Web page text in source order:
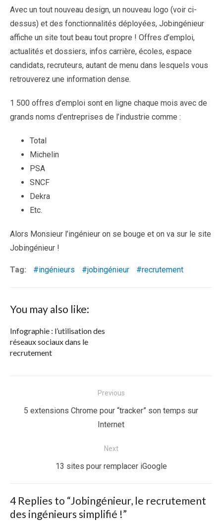
Avec un tout nouveau design, un nouveau logo (voir ci-
dessus) et des fonctionnalités déployées, Jobingénieur
affiche un site tout beau tout propre ! Offres d’emploi,
actualités et dossiers, infos carrière, écoles, espace
candidats, recruteurs, autant de menu dans lesquels vous
retrouverez une information dense.
1 500 offres d’emploi sont en ligne chaque mois avec de
grands noms d’entreprises de l’industrie comme :
Total
Michelin
PSA
SNCF
Dekra
Etc.
Alors Monsieur l’ingénieur on se bouge et on va sur le site
Jobingénieur !
Tag: ingénieurs jobingénieur recrutement
You may also like:
Infographie : l’utilisation des
réseaux sociaux dans le
recrutement
Previous
Previous
5 extensions Chrome pour “tracker” son temps sur
Internet
Next
Next
13 sites pour remplacer iGoogle
4 Replies to “Jobingénieur, le recrutement
des ingénieurs simplifié !”